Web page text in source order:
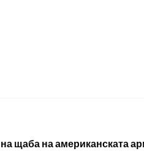
щаба на американската